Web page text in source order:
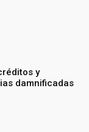
y
damnificadas